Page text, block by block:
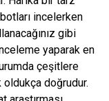
incelerken
gibi
yaparak en
çeşitlere
doğrudur.